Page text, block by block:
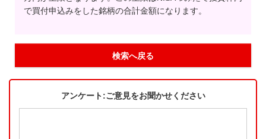
で買付申込みをした銘柄の合計金額になります。
検索へ戻る
アンケート:ご意見をお聞かせください